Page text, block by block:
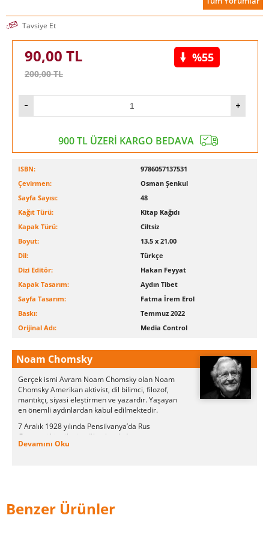
Tavsiye Et
90,00 TL
200,00TL
%55
900 TL ÜZERİ KARGO BEDAVA
ISBN:
9786057137531
Çevirmen:
Osman Şenkul
Sayfa Sayısı:
48
Kağıt Türü:
Kitap Kağıdı
Kapak Türü:
Ciltsiz
Boyut:
13.5 x 21.00
Dil:
Türkçe
Dizi Editör:
Hakan Feyyat
Kapak Tasarım:
Aydın Tibet
Sayfa Tasarım:
Fatma İrem Erol
Baskı:
Temmuz 2022
Orijinal Adı:
Media Control
Noam Chomsky
Gerçek ismi Avram Noam Chomsky olan Noam
Chomsky Amerikan aktivist, dil bilimci, filozof,
mantıkçı, siyasi eleştirmen ve yazardır. Yaşayan
en önemli aydınlardan kabul edilmektedir.
7 Aralık 1928 yılında Pensilvanya’da Rus
Göçmeni bir ailenin oğlu olarak dünyaya
gelmiştir. Babası William Chomsky İbranice
Pensilvanya Üniversitesinde Dil Bilim üzerine
eğitim aldı. Nelson Goodman gibi radikal bir
Devamını Oku
Benzer Ürünler